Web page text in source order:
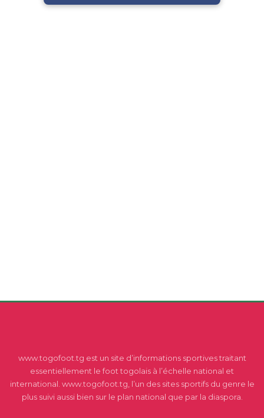
www.togofoot.tg est un site d’informations sportives traitant
essentiellement le foot togolais à l’échelle national et
international. www.togofoot.tg, l’un des sites sportifs du genre le
plus suivi aussi bien sur le plan national que par la diaspora.